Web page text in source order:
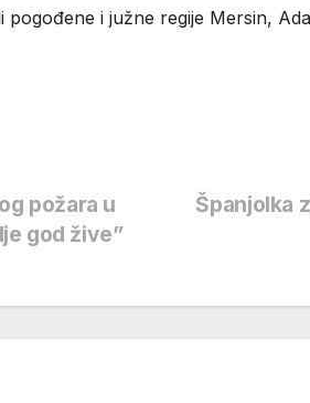
i južne regije Mersin,
Španjolka
požara u
god žive”